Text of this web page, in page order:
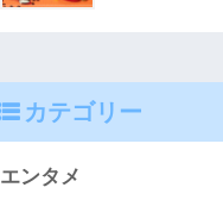
カテゴリー
エンタメ